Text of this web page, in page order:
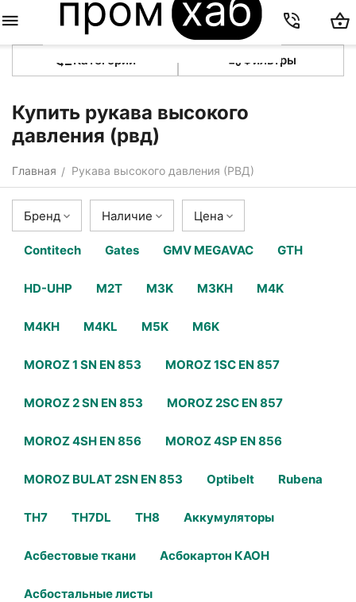
Категории Фильтры
Купить рукава высокого
давления (рвд)
Главная / Рукава высокого давления (РВД)
Бренд Наличие Цена
Contitech Gates GMV MEGAVAC GTH
HD-UHP M2T M3K M3KH M4K
M4KH M4KL M5K M6K
MOROZ 1 SN EN 853 MOROZ 1SC EN 857
MOROZ 2 SN EN 853 MOROZ 2SC EN 857
MOROZ 4SH EN 856 MOROZ 4SP EN 856
MOROZ BULAT 2SN EN 853 Optibelt Rubena
TH7 TH7DL TH8 Аккумуляторы
Асбестовые ткани Асбокартон КАОН
Асбостальные листы